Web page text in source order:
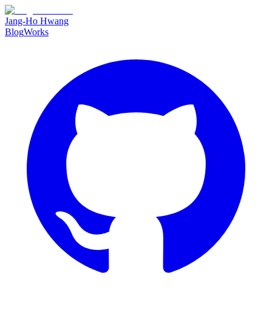
Jang-Ho Hwang
BlogWorks